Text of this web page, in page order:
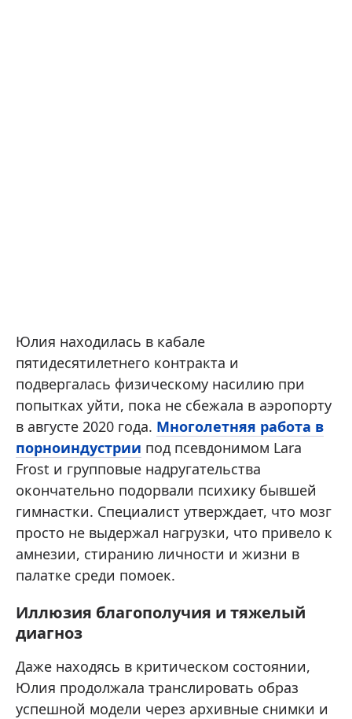
Юлия находилась в кабале
пятидесятилетнего контракта и
подвергалась физическому насилию при
попытках уйти, пока не сбежала в аэропорту
в августе 2020 года. Многолетняя работа в
порноиндустрии под псевдонимом Lara
Frost и групповые надругательства
окончательно подорвали психику бывшей
гимнастки. Специалист утверждает, что мозг
просто не выдержал нагрузки, что привело к
амнезии, стиранию личности и жизни в
палатке среди помоек.
Иллюзия благополучия и тяжелый
диагноз
Даже находясь в критическом состоянии,
Юлия продолжала транслировать образ
успешной модели через архивные снимки и